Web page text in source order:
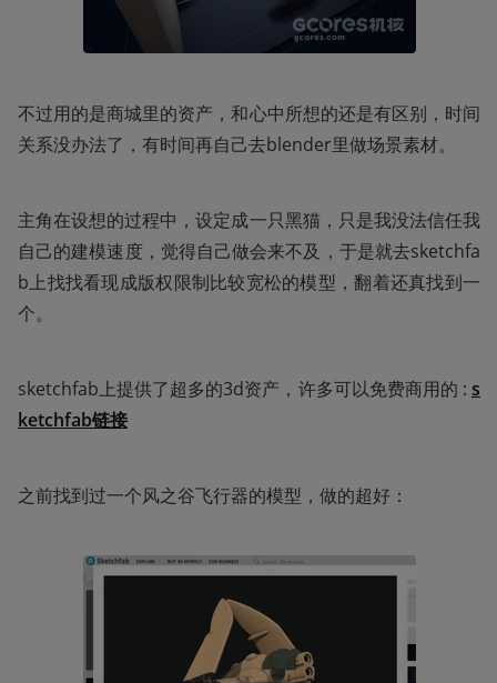
不过用的是商城里的资产，和心中所想的还是有区别，时间
关系没办法了，有时间再自己去blender里做场景素材。
主角在设想的过程中，设定成一只黑猫，只是我没法信任我
自己的建模速度，觉得自己做会来不及，于是就去sketchfa
b上找找看现成版权限制比较宽松的模型，翻着还真找到一
个。
sketchfab上提供了超多的3d资产，许多可以免费商用的 : s
ketchfab链接
之前找到过一个风之谷飞行器的模型，做的超好：